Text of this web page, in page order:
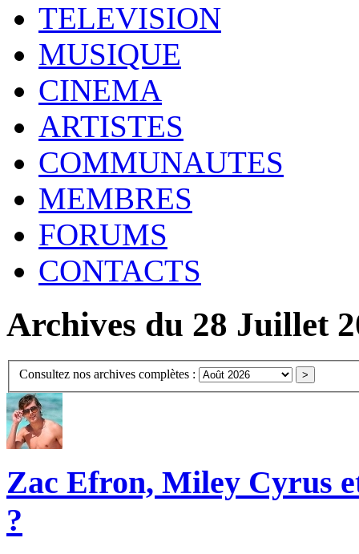
TELEVISION
MUSIQUE
CINEMA
ARTISTES
COMMUNAUTES
MEMBRES
FORUMS
CONTACTS
Archives du 28 Juillet
Consultez nos archives complètes :
Zac Efron, Miley Cyrus
?